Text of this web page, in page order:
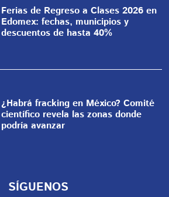
Ferias de Regreso a Clases 2026 en
Edomex: fechas, municipios y
descuentos de hasta 40%
¿Habrá fracking en México? Comité
científico revela las zonas donde
podría avanzar
SÍGUENOS